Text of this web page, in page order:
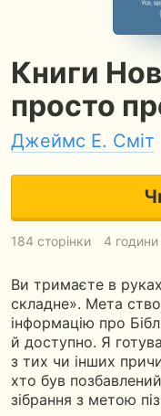
Книги
просто
Джеймс Е. Сміт
184 сторінки 4 години
Ви тримаєте в
складне». Мета
інформацію про
й доступно. Я
з тих чи інших
хто був
зібрання з метою